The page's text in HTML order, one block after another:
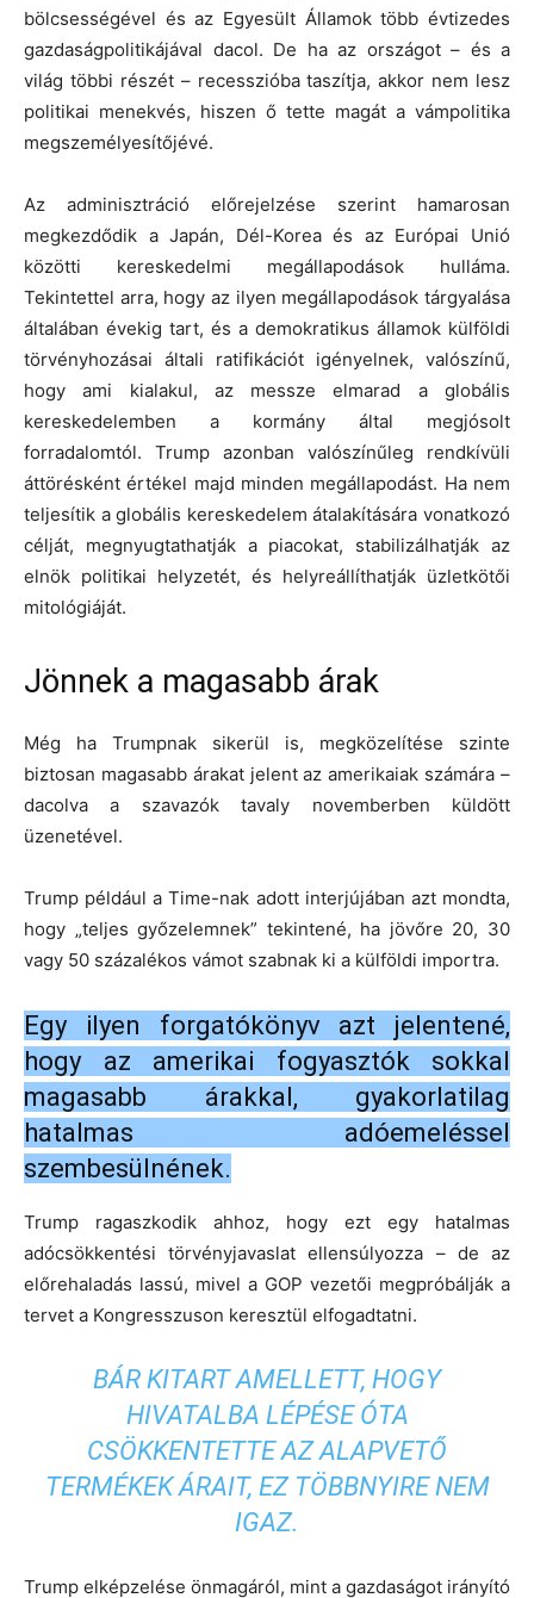
bölcsességével és az Egyesült Államok több évtizedes
gazdaságpolitikájával dacol. De ha az országot – és a
világ többi részét – recesszióba taszítja, akkor nem lesz
politikai menekvés, hiszen ő tette magát a vámpolitika
megszemélyesítőjévé.
Az adminisztráció előrejelzése szerint hamarosan
megkezdődik a Japán, Dél-Korea és az Európai Unió
közötti kereskedelmi megállapodások hulláma.
Tekintettel arra, hogy az ilyen megállapodások tárgyalása
általában évekig tart, és a demokratikus államok külföldi
törvényhozásai általi ratifikációt igényelnek, valószínű,
hogy ami kialakul, az messze elmarad a globális
kereskedelemben a kormány által megjósolt
forradalomtól. Trump azonban valószínűleg rendkívüli
áttörésként értékel majd minden megállapodást. Ha nem
teljesítik a globális kereskedelem átalakítására vonatkozó
célját, megnyugtathatják a piacokat, stabilizálhatják az
elnök politikai helyzetét, és helyreállíthatják üzletkötői
mitológiáját.
Jönnek a magasabb árak
Még ha Trumpnak sikerül is, megközelítése szinte
biztosan magasabb árakat jelent az amerikaiak számára –
dacolva a szavazók tavaly novemberben küldött
üzenetével.
Trump például a Time-nak adott interjújában azt mondta,
hogy „teljes győzelemnek” tekintené, ha jövőre 20, 30
vagy 50 százalékos vámot szabnak ki a külföldi importra.
Egy ilyen forgatókönyv azt jelentené,
hogy az amerikai fogyasztók sokkal
magasabb árakkal, gyakorlatilag
hatalmas adóemeléssel
szembesülnének.
Trump ragaszkodik ahhoz, hogy ezt egy hatalmas
adócsökkentési törvényjavaslat ellensúlyozza – de az
előrehaladás lassú, mivel a GOP vezetői megpróbálják a
tervet a Kongresszuson keresztül elfogadtatni.
BÁR KITART AMELLETT, HOGY
HIVATALBA LÉPÉSE ÓTA
CSÖKKENTETTE AZ ALAPVETŐ
TERMÉKEK ÁRAIT, EZ TÖBBNYIRE NEM
IGAZ.
Trump elképzelése önmagáról, mint a gazdaságot irányító